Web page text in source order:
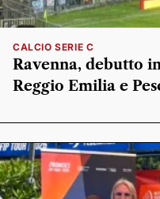
CALCIO SERIE C
Ravenna, debutto
Reggio Emilia e